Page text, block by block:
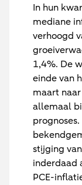
In hun
mediane
verhoogd
1,4%. De
einde van
maart
allemaal
stijging
inderdaad
PCE-